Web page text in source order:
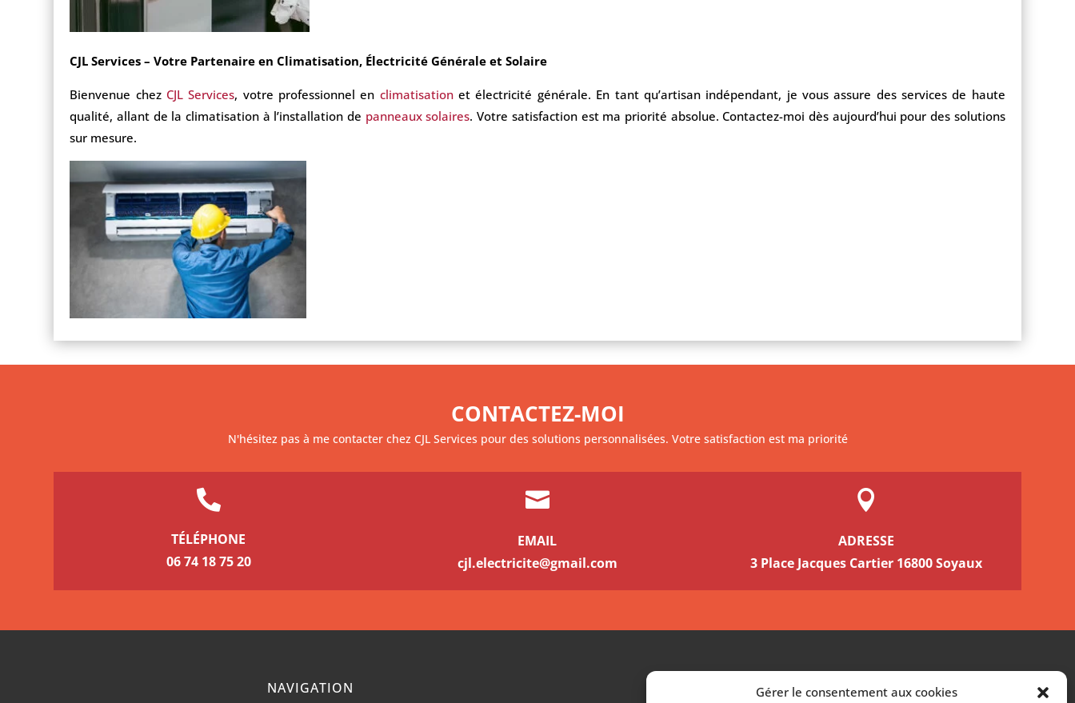
Gérer le consentement aux cookies
CJL Services – Votre Partenaire en Climatisation, Électricité Générale et Solaire
Bienvenue chez CJL Services, votre professionnel en climatisationet électricité générale. En tant qu’artisan indépendant, je vous assure des services de haute
qualité, allant de la climatisation à l’installation de panneaux solaires. Votre satisfaction est ma priorité absolue. Contactez-moi dès aujourd’hui pour des solutions
sur mesure.
CONTACTEZ-MOI
N'hésitez pas à me contacter chez CJL Services pour des solutions personnalisées. Votre satisfaction est ma priorité

TÉLÉPHONE
06 74 18 75 20

EMAIL
cjl.electricite@gmail.com

ADRESSE
3 Place Jacques Cartier 16800 Soyaux
NAVIGATION RÉALISATION